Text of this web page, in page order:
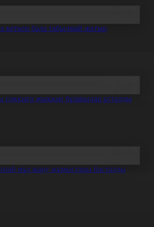
кеткен бала табылмай жатыр
соққыға жыққан бұзақылар ұсталды
мұз жару жұмыстары басталды